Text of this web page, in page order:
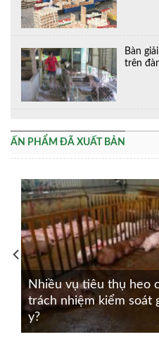
Bàn
trên
ẤN PHẨM ĐÃ XUẤT BẢN
Nhiều vụ tiêu thụ heo
trách nhiệm kiểm soát
y?